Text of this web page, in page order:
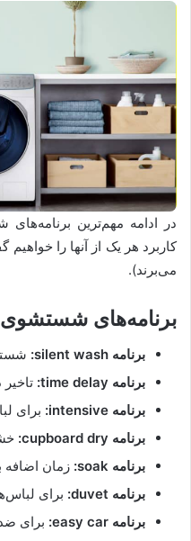
در ادامه مهم‌ترین
کاربرد هر یک از آنها را خواهیم
می‌برند).
برنامه‌های
برنامه silent wash:
برنامه time delay:
برنامه intensive:
برای
برنامه cupboard dry:
برنامه soak:
زمان
برنامه duvet:
برای
برنامه easy car:
برای